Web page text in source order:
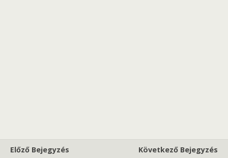
Előző Bejegyzés
Következő Bejegyzés